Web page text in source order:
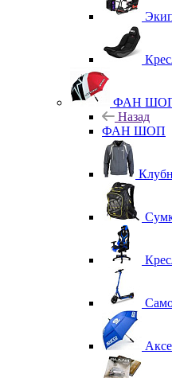
ФАН
Назад
ФАН ШОП